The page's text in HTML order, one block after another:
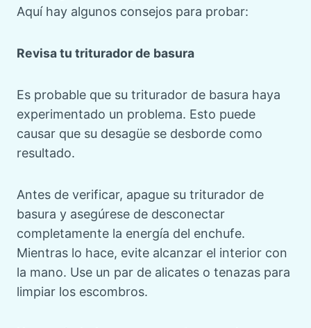
Aquí hay algunos consejos para probar:
Revisa tu triturador de basura
Es probable que su triturador de basura haya
experimentado un problema. Esto puede
causar que su desagüe se desborde como
resultado.
Antes de verificar, apague su triturador de
basura y asegúrese de desconectar
completamente la energía del enchufe.
Mientras lo hace, evite alcanzar el interior con
la mano. Use un par de alicates o tenazas para
limpiar los escombros.